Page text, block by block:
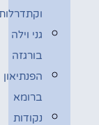
וקתדרלות
גני וילה
בורגזה
הפנתיאון
ברומא
נקודות